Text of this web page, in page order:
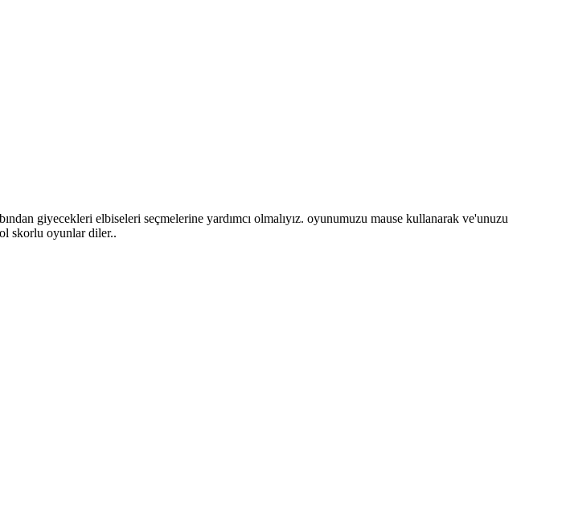
giyecekleri elbiseleri seçmelerine yardımcı olmalıyız. oyunumuzu mause kullanarak ve'unuzu
skorlu oyunlar diler..